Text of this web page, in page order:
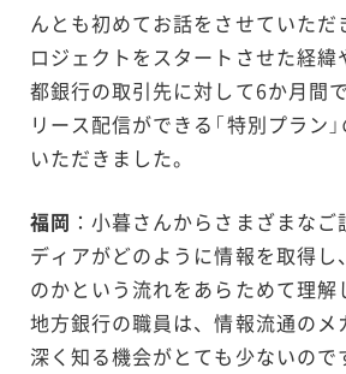
んとも初めてお話をさせていただ
ロジェクトをスタートさせた経緯
都銀行の取引先に対して6か月間
リース配信ができる「特別プラン
いただきました。
福岡 ：小暮さんからさまざまな
ディアがどのように情報を取得し
のかという流れをあらためて理解
地方銀行の職員は、情報流通のメ
深く知る機会がとても少ないので